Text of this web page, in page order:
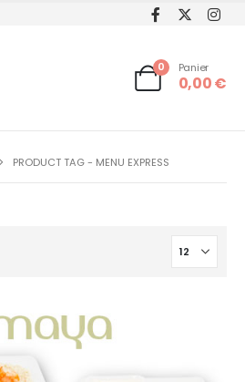
0 Panier
0,00€
PRODUCT TAG - MENU EXPRESS